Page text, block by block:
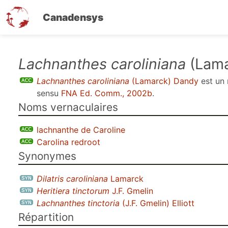
Canadensys
contenu
Lachnanthes caroliniana
Lachnanthes caroliniana (Lamarck) Dandy est
sensu FNA Ed. Comm., 2002b.
Noms vernaculaires
lachnanthe de Caroline
Carolina redroot
Synonymes
Dilatris caroliniana Lamarck
Heritiera tinctorum J.F. Gmelin
Lachnanthes tinctoria (J.F. Gmelin) Elliott
Répartition